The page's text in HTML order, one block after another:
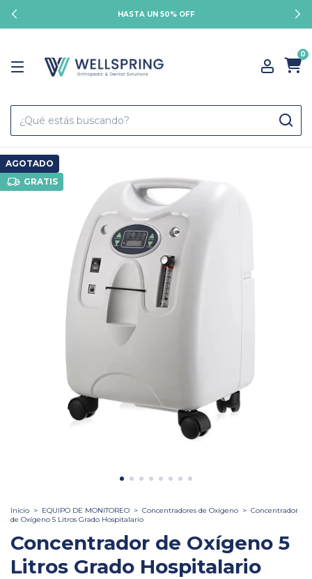
HASTA UN 50% OFF
0
AGOTADO
GRATIS
Inicio > EQUIPO DE MONITOREO > Concentradores de Oxígeno > Concentrador
de Oxígeno 5 Litros Grado Hospitalario
Concentrador de Oxígeno 5
Litros Grado Hospitalario